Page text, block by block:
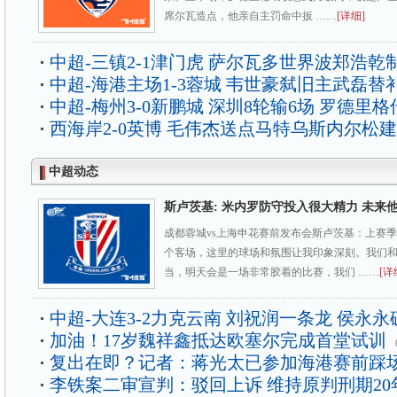
席尔瓦造点，他亲自主罚命中扳 ……[详细]
中超-三镇2-1津门虎 萨尔瓦多世界波郑浩乾
中超-海港主场1-3蓉城 韦世豪弑旧主武磊替
中超-梅州3-0新鹏城 深圳8轮输6场 罗德里格
西海岸2-0英博 毛伟杰送点马特乌斯内尔松
中超动态
斯卢茨基: 米内罗防守投入很大精力 未来
成都蓉城vs上海申花赛前发布会斯卢茨基：上赛
个客场，这里的球场和氛围让我印象深刻。我们
当，明天会是一场非常胶着的比赛，我们 ……[详
中超-大连3-2力克云南 刘祝润一条龙 侯永永
加油！17岁魏祥鑫抵达欧塞尔完成首堂试训
复出在即？记者：蒋光太已参加海港赛前踩
李铁案二审宣判：驳回上诉 维持原判刑期20